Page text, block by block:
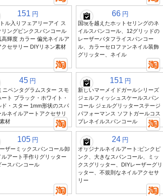
151 円
ル入りフェアリーアイ ス
リングピンクスパンコール
高輝度 カラー 偏光ネイルア
クセサリー DIYリネン素材
66 円
国境を越えたホットセリングのネ
イルスパンコール、12グリッドの
レーザーバタフライスパンコー
ル、カラーセロファンネイル装飾
グリッター、ネイル
45 円
ニペンタグラムスター スモ
ート ブラック・ホワイト・
ド・スター 1mm形状のスパ
ルネイルアートアクセサリ
材
151 円
新しいマーメイドガールシリーズ
ジェルフィッシュスケールスパン
コール ジェルグリッターステージ
パフォーマンス ソフトガールコス
プレネイルスパンコール
105 円
ザーミックスパンコール卸
ルアート手作りグリッター
ースパンコール
24 円
オリジナルネイルアート:ピンクピ
ンク、大きなスパンコール、ミッ
クスグリッター、DIYレーザーグリ
ッター、不規則なネイルアクセサ
リー